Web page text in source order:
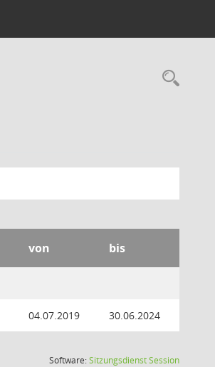
von bis
04.07.2019 30.06.2024
Software:SitzungsdienstSession(Wird in